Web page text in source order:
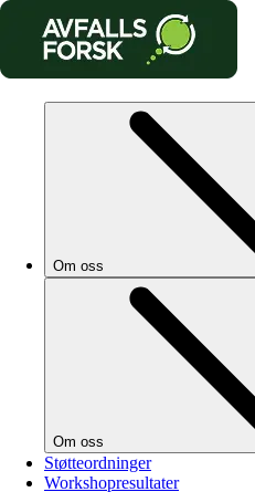
Om oss
Om oss
Støtteordninger
Workshopresultater